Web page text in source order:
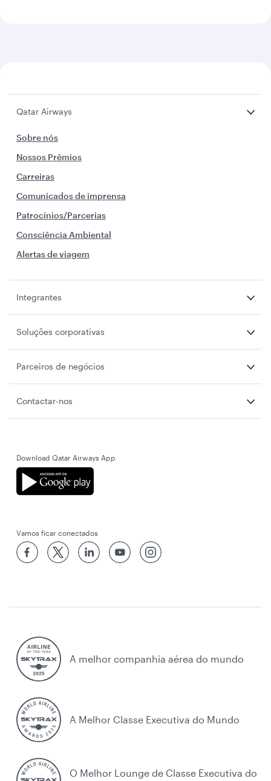
Qatar Airways
Sobre nós
Nossos Prêmios
Carreiras
Comunicados de imprensa
Patrocínios/Parcerias
Consciência Ambiental
Alertas de viagem
Integrantes
Soluções corporativas
Parceiros de negócios
Contactar-nos
Download Qatar Airways App
Vamos ficar conectados
A melhor companhia aérea do mundo
A Melhor Classe Executiva do Mundo
O Melhor Lounge de Classe Executiva do